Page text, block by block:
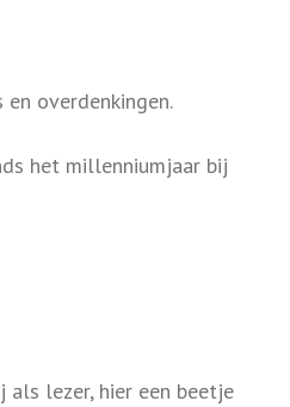
overdenkingen.
het millenniumjaar bij
lezer, hier een beetje